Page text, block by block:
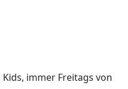
immer Freitags von